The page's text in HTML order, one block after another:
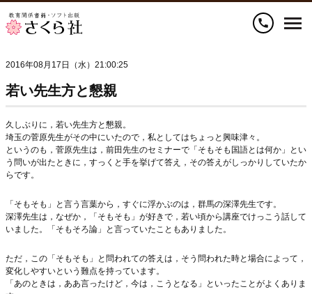
call
2016年08月17日（水）21:00:25
若い先生方と懇親
久しぶりに，若い先生方と懇親。
埼玉の菅原先生がその中にいたので，私としてはちょっと興味津々。
というのも，菅原先生は，前田先生のセミナーで「そもそも国語とは何か」とい
う問いが出たときに，すっくと手を挙げて答え，その答えがしっかりしていたか
らです。
「そもそも」と言う言葉から，すぐに浮かぶのは，群馬の深澤先生です。
深澤先生は，なぜか，「そもそも」が好きで，若い頃から講座でけっこう話して
いました。「そもそろ論」と言っていたこともありました。
ただ，この「そもそも」と問われての答えは，そう問われた時と場合によって，
変化しやすいという難点を持っています。
「あのときは，ああ言ったけど，今は，こうとなる」といったことがよくありま